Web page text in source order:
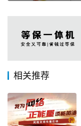
相关推荐